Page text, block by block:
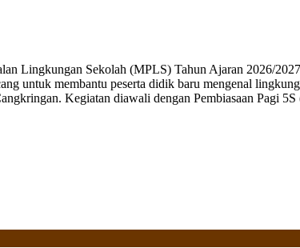
Lingkungan Sekolah (MPLS) Tahun Ajaran 2026/
untuk membantu peserta didik baru mengenal
Kegiatan diawali dengan Pembiasaan Pagi